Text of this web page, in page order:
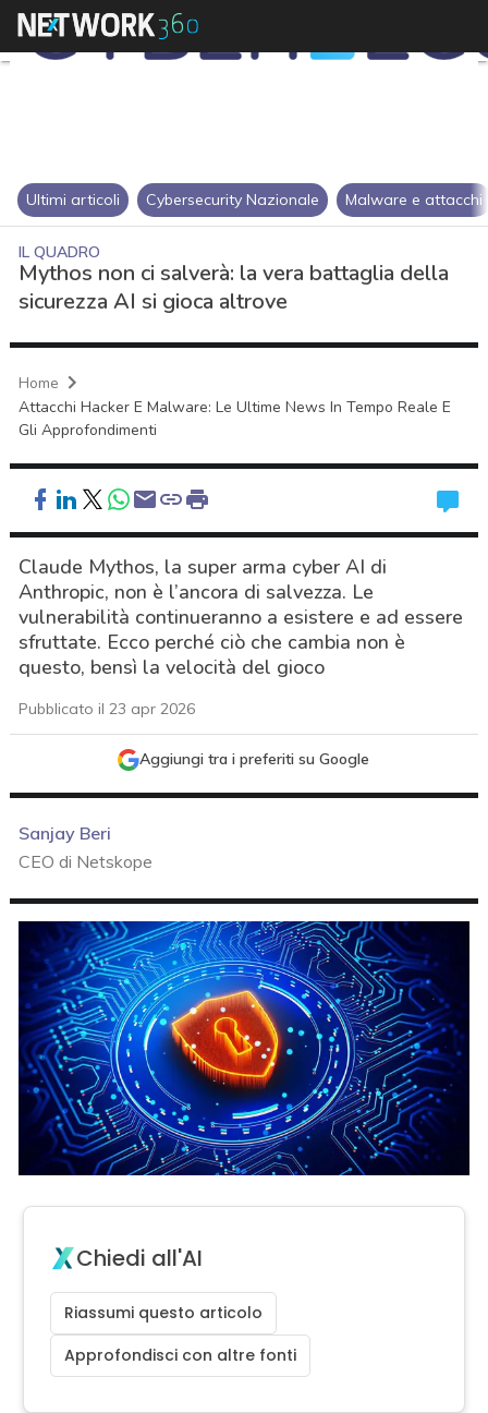
Ultimi articoli Cybersecurity Nazionale Malware e attacchi
IL QUADRO
Mythos non ci salverà: la vera battaglia della
sicurezza AI si gioca altrove
Home
Attacchi Hacker E Malware: Le Ultime News In Tempo Reale E
Gli Approfondimenti
Claude Mythos, la super arma cyber AI di
Anthropic, non è l’ancora di salvezza. Le
vulnerabilità continueranno a esistere e ad essere
sfruttate. Ecco perché ciò che cambia non è
questo, bensì la velocità del gioco
Pubblicato il 23 apr 2026
Aggiungi tra i preferiti su Google
Sanjay Beri
CEO di Netskope
Chiedi all'AI
Riassumi questo articolo
Approfondisci con altre fonti